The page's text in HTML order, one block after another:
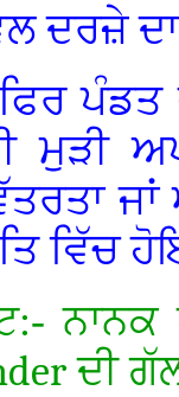
ਦਰਜ਼ੇ ਦਾ
ਮੁੜੀ
ਵਿੱਚ
ਦੀ